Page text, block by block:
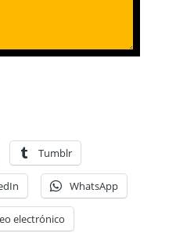
Tumblr
WhatsApp
electrónico